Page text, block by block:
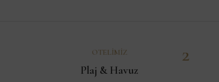
OTELIMIZ
Plaj & Havuz
2